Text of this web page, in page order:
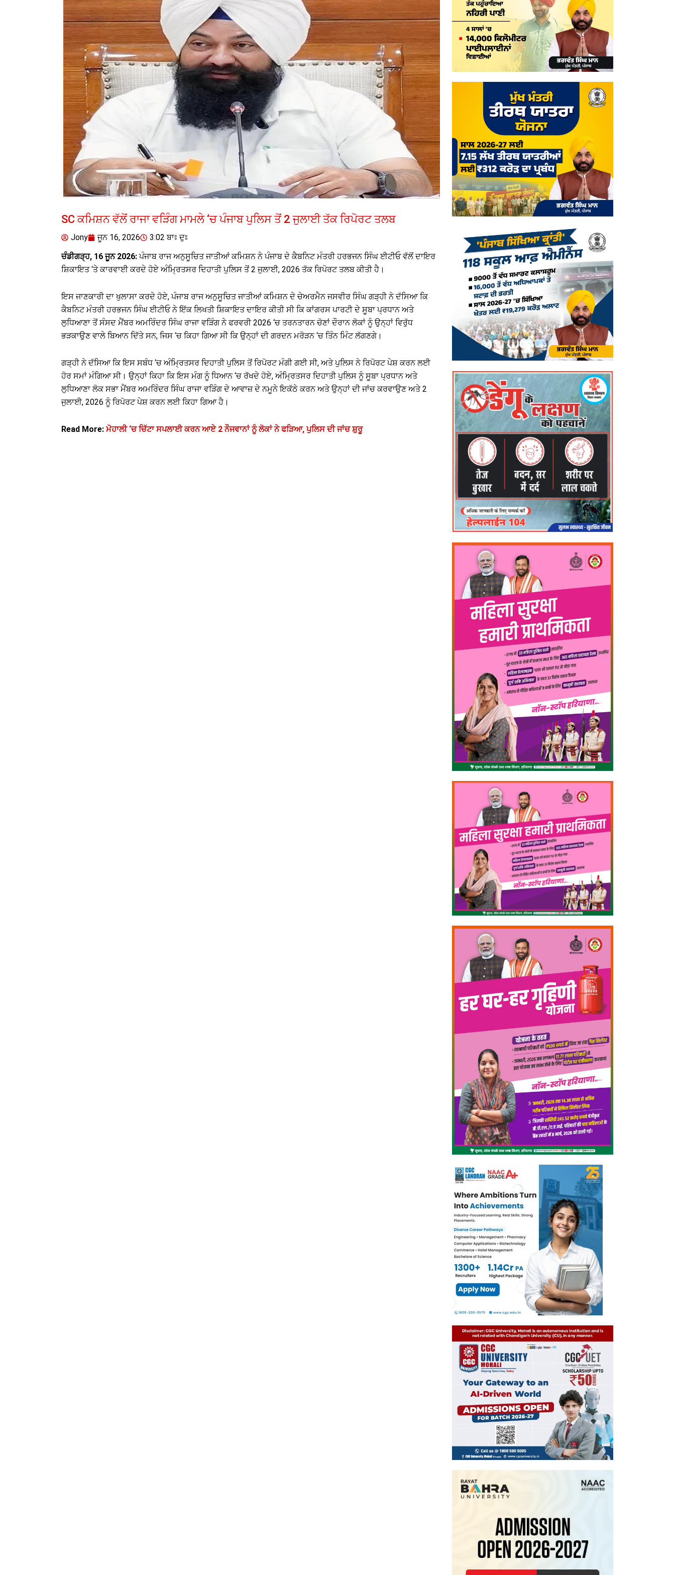
SC ਕਮਿਸ਼ਨ ਵੱਲੋਂ ਰਾਜਾ ਵੜਿੰਗ ਮਾਮਲੇ ‘ਚ ਪੰਜਾਬ ਪੁਲਿਸ ਤੋਂ 2 ਜੁਲਾਈ ਤੱਕ ਰਿਪੋਰਟ ਤਲਬ
Jony ਜੂਨ 16, 2026
3:02 ਬਾਃ ਦੁਃ
ਚੰਡੀਗੜ੍ਹ, 16 ਜੂਨ 2026:ਪੰਜਾਬ ਰਾਜ ਅਨੁਸੂਚਿਤ ਜਾਤੀਆਂ ਕਮਿਸ਼ਨ ਨੇ ਪੰਜਾਬ ਦੇ ਕੈਬਨਿਟ ਮੰਤਰੀ ਹਰਭਜਨ ਸਿੰਘ ਈਟੀਓ ਵੱਲੋਂ ਦਾਇਰ
ਸ਼ਿਕਾਇਤ ‘ਤੇ ਕਾਰਵਾਈ ਕਰਦੇ ਹੋਏ ਅੰਮ੍ਰਿਤਸਰ ਦਿਹਾਤੀ ਪੁਲਿਸ ਤੋਂ 2 ਜੁਲਾਈ, 2026 ਤੱਕ ਰਿਪੋਰਟ ਤਲਬ ਕੀਤੀ ਹੈ।
ਇਸ ਜਾਣਕਾਰੀ ਦਾ ਖੁਲਾਸਾ ਕਰਦੇ ਹੋਏ, ਪੰਜਾਬ ਰਾਜ ਅਨੁਸੂਚਿਤ ਜਾਤੀਆਂ ਕਮਿਸ਼ਨ ਦੇ ਚੇਅਰਮੈਨ ਜਸਵੀਰ ਸਿੰਘ ਗੜ੍ਹੀ ਨੇ ਦੱਸਿਆ ਕਿ
ਕੈਬਨਿਟ ਮੰਤਰੀ ਹਰਭਜਨ ਸਿੰਘ ਈਟੀਓ ਨੇ ਇੱਕ ਲਿਖਤੀ ਸ਼ਿਕਾਇਤ ਦਾਇਰ ਕੀਤੀ ਸੀ ਕਿ ਕਾਂਗਰਸ ਪਾਰਟੀ ਦੇ ਸੂਬਾ ਪ੍ਰਧਾਨ ਅਤੇ
ਲੁਧਿਆਣਾ ਤੋਂ ਸੰਸਦ ਮੈਂਬਰ ਅਮਰਿੰਦਰ ਸਿੰਘ ਰਾਜਾ ਵੜਿੰਗ ਨੇ ਫਰਵਰੀ 2026 ‘ਚ ਤਰਨਤਾਰਨ ਚੋਣਾਂ ਦੌਰਾਨ ਲੋਕਾਂ ਨੂੰ ਉਨ੍ਹਾਂ ਵਿਰੁੱਧ
ਭੜਕਾਉਣ ਵਾਲੇ ਬਿਆਨ ਦਿੱਤੇ ਸਨ, ਜਿਸ ‘ਚ ਕਿਹਾ ਗਿਆ ਸੀ ਕਿ ਉਨ੍ਹਾਂ ਦੀ ਗਰਦਨ ਮਰੋੜਨ ‘ਚ ਤਿੰਨ ਮਿੰਟ ਲੱਗਣਗੇ।
ਗੜ੍ਹੀ ਨੇ ਦੱਸਿਆ ਕਿ ਇਸ ਸਬੰਧ ‘ਚ ਅੰਮ੍ਰਿਤਸਰ ਦਿਹਾਤੀ ਪੁਲਿਸ ਤੋਂ ਰਿਪੋਰਟ ਮੰਗੀ ਗਈ ਸੀ, ਅਤੇ ਪੁਲਿਸ ਨੇ ਰਿਪੋਰਟ ਪੇਸ਼ ਕਰਨ ਲਈ
ਹੋਰ ਸਮਾਂ ਮੰਗਿਆ ਸੀ। ਉਨ੍ਹਾਂ ਕਿਹਾ ਕਿ ਇਸ ਮੰਗ ਨੂੰ ਧਿਆਨ ‘ਚ ਰੱਖਦੇ ਹੋਏ, ਅੰਮ੍ਰਿਤਸਰ ਦਿਹਾਤੀ ਪੁਲਿਸ ਨੂੰ ਸੂਬਾ ਪ੍ਰਧਾਨ ਅਤੇ
ਲੁਧਿਆਣਾ ਲੋਕ ਸਭਾ ਮੈਂਬਰ ਅਮਰਿੰਦਰ ਸਿੰਘ ਰਾਜਾ ਵੜਿੰਗ ਦੇ ਆਵਾਜ਼ ਦੇ ਨਮੂਨੇ ਇਕੱਠੇ ਕਰਨ ਅਤੇ ਉਨ੍ਹਾਂ ਦੀ ਜਾਂਚ ਕਰਵਾਉਣ ਅਤੇ 2
ਜੁਲਾਈ, 2026 ਨੂੰ ਰਿਪੋਰਟ ਪੇਸ਼ ਕਰਨ ਲਈ ਕਿਹਾ ਗਿਆ ਹੈ।
Read More:ਮੋਹਾਲੀ ‘ਚ ਚਿੱਟਾ ਸਪਲਾਈ ਕਰਨ ਆਏ 2 ਨੌਜਵਾਨਾਂ ਨੂੰ ਲੋਕਾਂ ਨੇ ਫੜਿਆ, ਪੁਲਿਸ ਦੀ ਜਾਂਚ ਸ਼ੁਰੂ